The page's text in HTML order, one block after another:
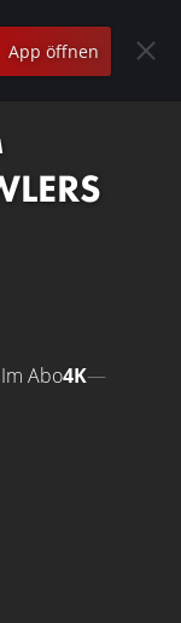
App öffnen
Im Abo4K—